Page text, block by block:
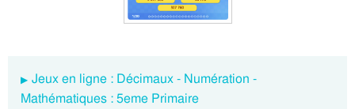
Jeux en ligne : Décimaux - Numération -
Mathématiques : 5eme Primaire